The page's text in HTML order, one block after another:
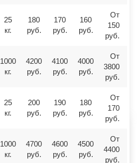
25
кг.
180
руб.
170
руб.
160
руб.
От
150
руб.
1000
кг.
4200
руб.
4100
руб.
4000
руб.
От
3800
руб.
25
кг.
200
руб.
190
руб.
180
руб.
От
170
руб.
1000
кг.
4700
руб.
4600
руб.
4500
руб.
От
4400
руб.